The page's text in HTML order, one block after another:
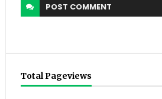
POST COMMENT
Total Pageviews